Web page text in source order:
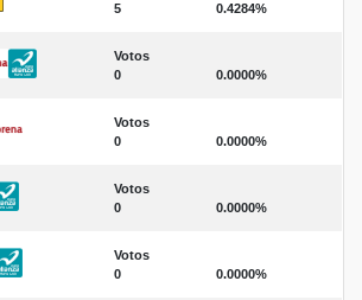
5
0.4284%
Votos
0
0.0000%
Votos
0
0.0000%
Votos
0
0.0000%
Votos
0
0.0000%